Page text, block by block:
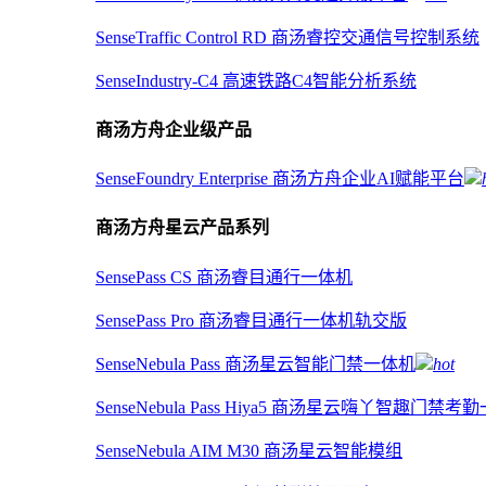
SenseTraffic Control RD 商汤睿控交通信号控制系统
SenseIndustry-C4 高速铁路C4智能分析系统
商汤方舟企业级产品
SenseFoundry Enterprise 商汤方舟企业AI赋能平台
商汤方舟星云产品系列
SensePass CS 商汤睿目通行一体机
SensePass Pro 商汤睿目通行一体机轨交版
SenseNebula Pass 商汤星云智能门禁一体机 hot
SenseNebula Pass Hiya5 商汤星云嗨丫智趣门禁考
SenseNebula AIM M30 商汤星云智能模组